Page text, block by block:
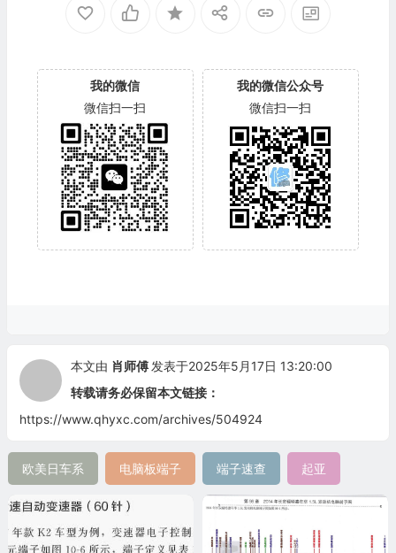
我的微信
微信扫一扫
我的微信公众号
微信扫一扫
本文由 肖师傅 发表于2025年5月17日 13:20:00
转载请务必保留本文链接：
https://www.qhyxc.com/archives/504924
欧美日车系 电脑板端子 端子速查 起亚